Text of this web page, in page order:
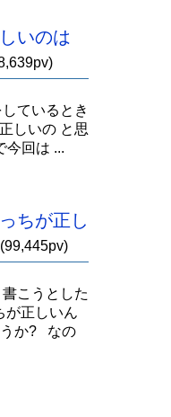
いのは
ているとき
しいの と思
今回は ...
ちが正し
(99,445pv)
こうとした
が正しいん
うか? なの